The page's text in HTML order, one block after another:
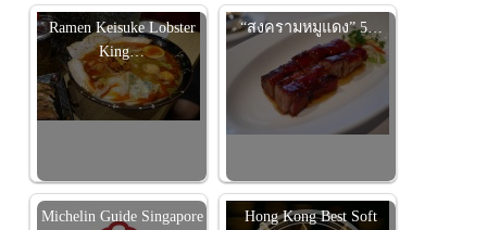
Ramen Keisuke Lobster
King…
“สงครามหมูแดง” 5…
Michelin Guide Singapore
Hong Kong Best Soft